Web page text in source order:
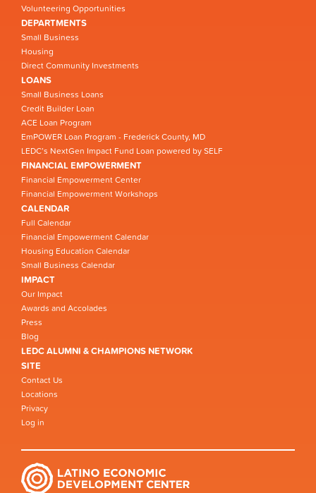
Volunteering Opportunities
DEPARTMENTS
Small Business
Housing
Direct Community Investments
LOANS
Small Business Loans
Credit Builder Loan
ACE Loan Program
EmPOWER Loan Program - Frederick County, MD
LEDC’s NextGen Impact Fund Loan powered by SELF
FINANCIAL EMPOWERMENT
Financial Empowerment Center
Financial Empowerment Workshops
CALENDAR
Full Calendar
Financial Empowerment Calendar
Housing Education Calendar
Small Business Calendar
IMPACT
Our Impact
Awards and Accolades
Press
Blog
LEDC ALUMNI & CHAMPIONS NETWORK
SITE
Contact Us
Locations
Privacy
Log in